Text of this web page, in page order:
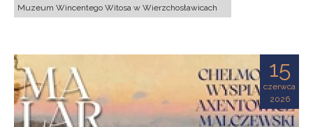
Muzeum Wincentego Witosa w Wierzchosławicach
15
czerwca
2026